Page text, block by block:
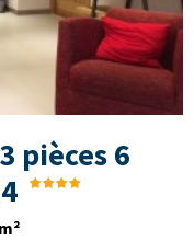
pièces 6
m²